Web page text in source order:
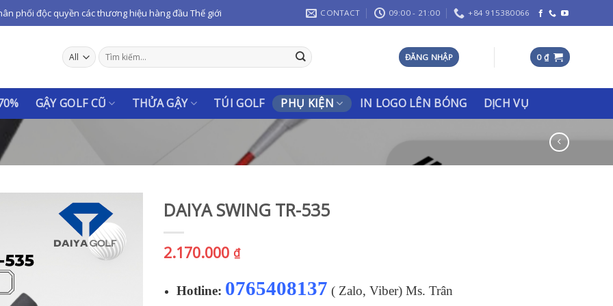
phối độc quyền các thương hiệu hàng đầu Thế giới CONTACT 09:00 - 21:00 +84 915380066
Tìm
kiếm:
ĐĂNG NHẬP 0 ₫
GẬY GOLF CŨ THỬA GẬY TÚI GOLF PHỤ KIỆN IN LOGO LÊN BÓNG DỊCH VỤ
DAIYA SWING TR-535
2.170.000 ₫
Hotline: 0765408137 ( Zalo, Viber) Ms. Trân